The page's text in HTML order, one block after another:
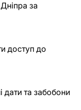
за
доступ до
дати та забобони